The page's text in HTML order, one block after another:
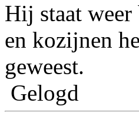
Hij staat
en kozijnen
geweest.
Gelogd